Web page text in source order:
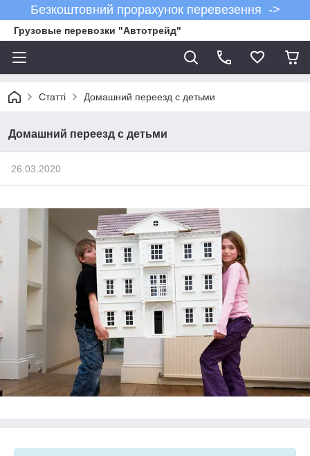
Безкоштовний прорахунок перевезення ->
Грузовые перевозки "Автотрейд"
Статті Домашний переезд с детьми
Домашний переезд с детьми
26.03.2020